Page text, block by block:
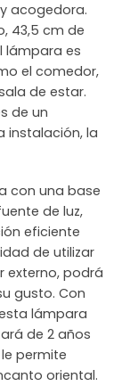
acogedora.
43,5 cm de
lámpara es
el comedor,
de estar.
de un
instalación, la
con una base
de luz,
eficiente
de utilizar
externo, podrá
gusto. Con
lámpara
de 2 años
permite
oriental.